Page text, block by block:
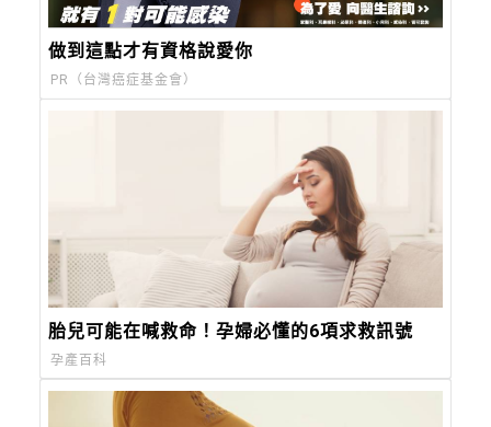
做到這點才有資格說愛你
PR（台灣癌症基金會）
胎兒可能在喊救命！孕婦必懂的6項求救訊號
孕產百科